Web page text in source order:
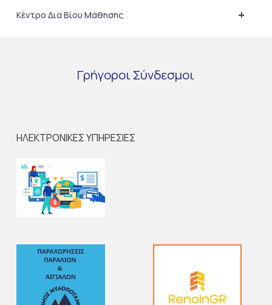
+
Κέντρο Δια Βίου Μάθησης
Γρήγοροι Σύνδεσμοι
ΗΛΕΚΤΡΟΝΙΚΕΣ ΥΠΗΡΕΣΙΕΣ